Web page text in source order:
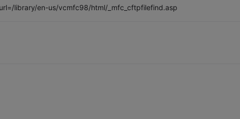
library/en-us/vcmfc98/html/_mfc_cftpfilefind.asp